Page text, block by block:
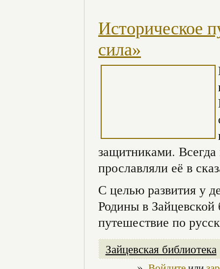
Историческое
сила»
защитниками.
прославляли её в
С целью развития у
Родины в Зайцевской
путешествие по
Зайцевская библиотека